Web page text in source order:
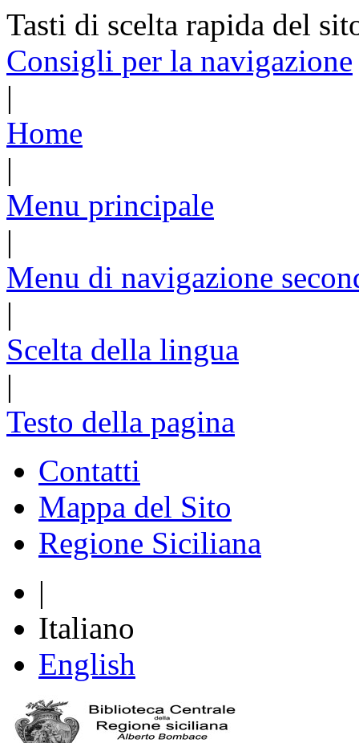
Tasti di scelta rapida del
Consigli per la navigazione
|
Home
|
Menu principale
|
Menu di navigazione
|
Scelta della lingua
|
Testo della pagina
Contatti
Mappa del Sito
Regione Siciliana
|
Italiano
English